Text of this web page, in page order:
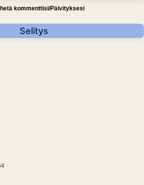
kommenttisi/Päivityksesi
Selitys